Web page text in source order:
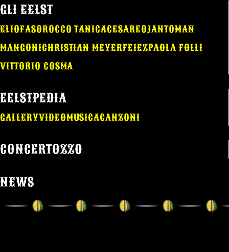
GLI EELST
ELIOFASOROCCO TANICACESAREOJANTOMAN
MANGONICHRISTIAN MEYERFEIEZPAOLA FOLLI
VITTORIO COSMA
EELSTPEDIA
GALLERYVIDEOMUSICACANZONI
CONCERTOZZO
NEWS